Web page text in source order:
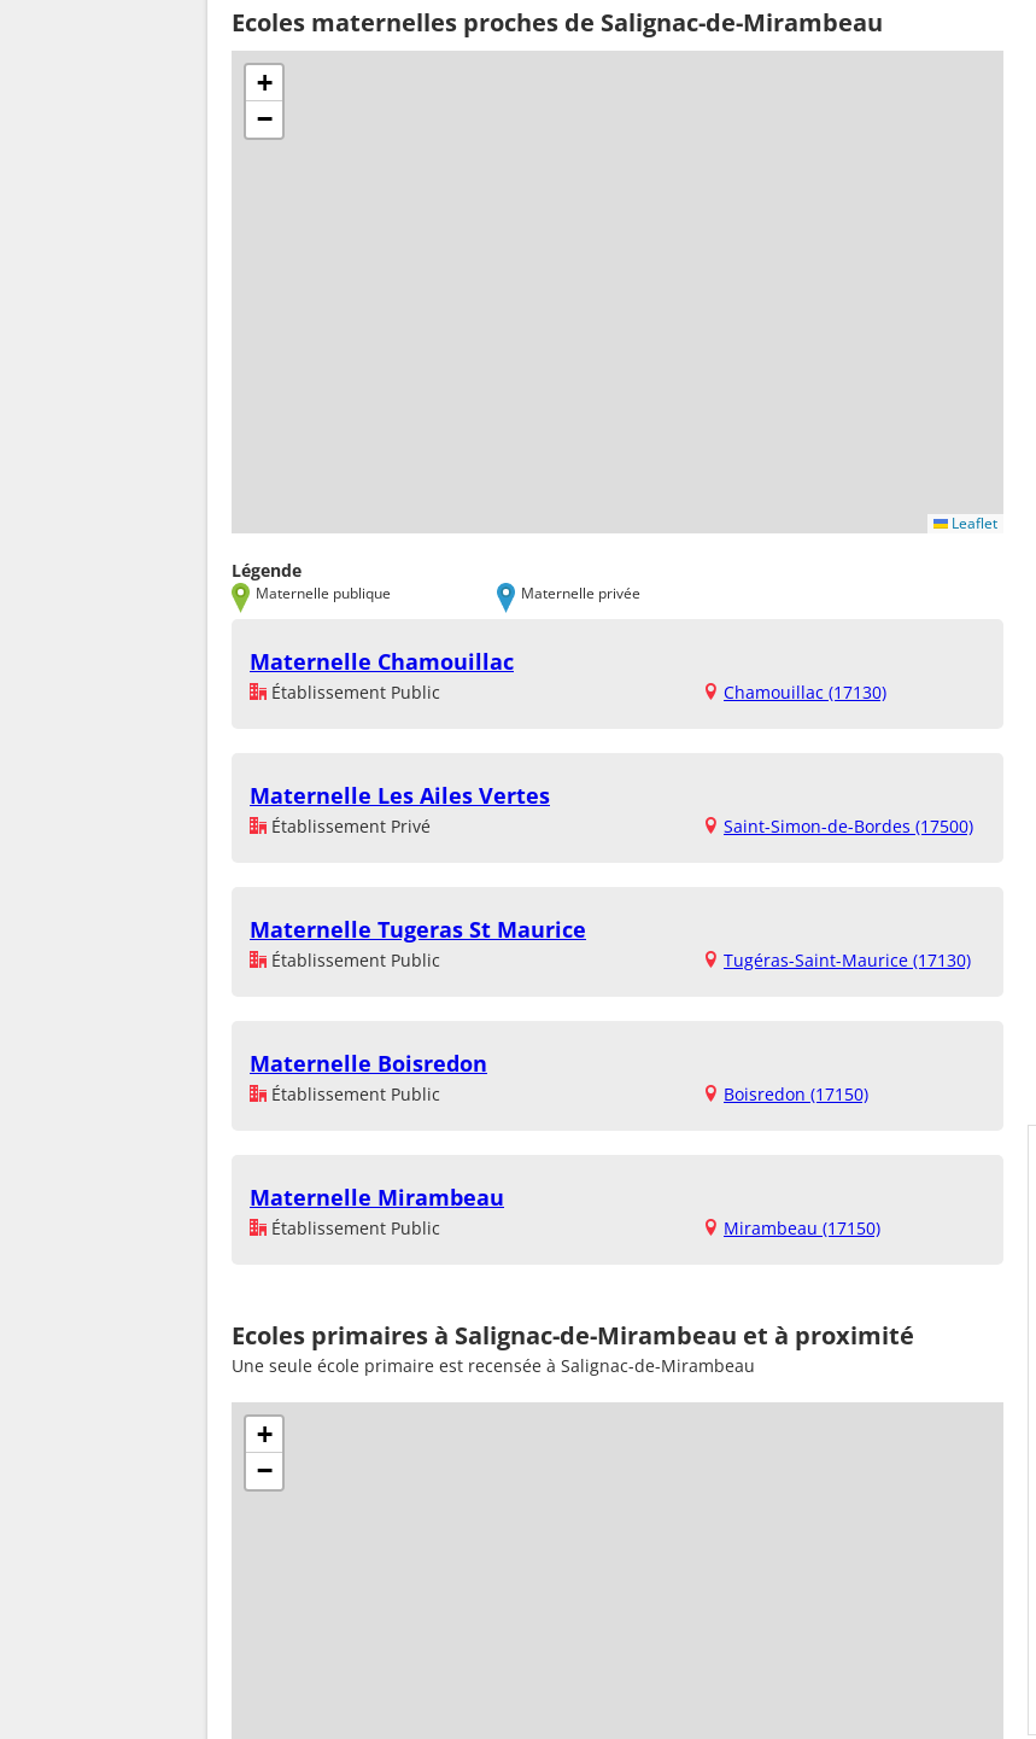
Ecoles maternelles proches de Salignac-de-Mirambeau
+
−
Leaflet
Légende
Maternelle publique Maternelle privée
Maternelle Chamouillac
Établissement Public Chamouillac (17130)
Maternelle Les Ailes Vertes
Établissement Privé Saint-Simon-de-Bordes (17500)
Maternelle Tugeras St Maurice
Établissement Public Tugéras-Saint-Maurice (17130)
Maternelle Boisredon
Établissement Public Boisredon (17150)
Maternelle Mirambeau
Établissement Public Mirambeau (17150)
Ecoles primaires à Salignac-de-Mirambeau et à proximité
Une seule école primaire est recensée à Salignac-de-Mirambeau
+
−